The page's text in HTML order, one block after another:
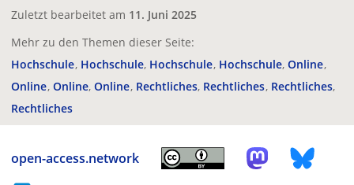
Zuletzt bearbeitet am 11. Juni 2025
Mehr zu den Themen dieser Seite:
Hochschule Hochschule Hochschule Hochschule Online
Online Online Online Rechtliches Rechtliches Rechtliches
Rechtliches
open-access.network